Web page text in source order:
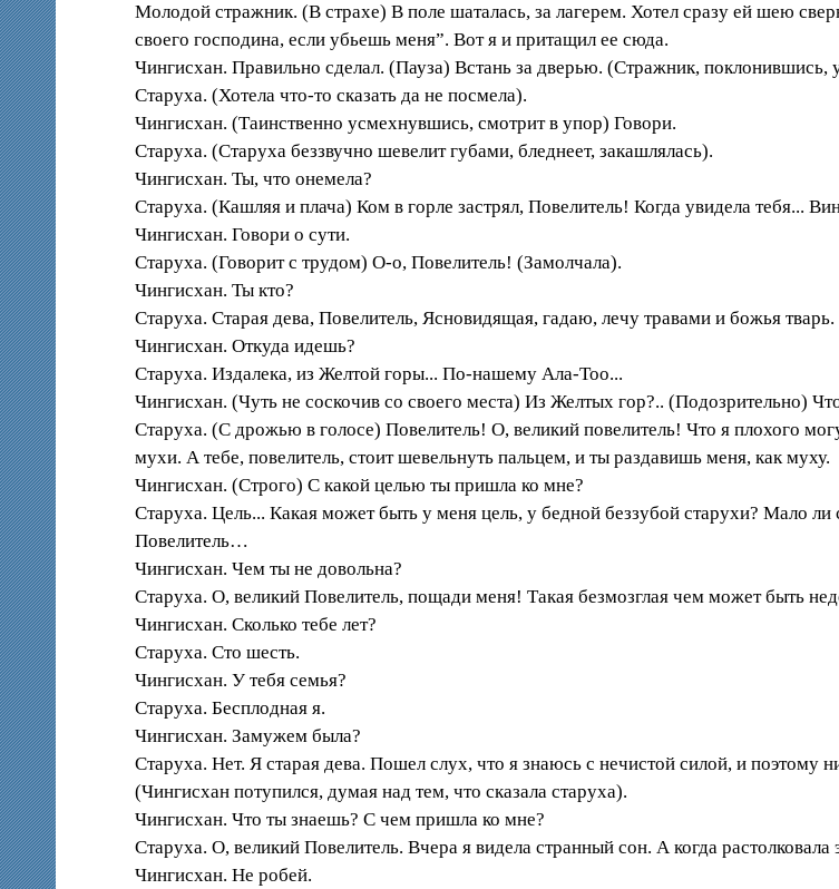
Молодой стражник. (В страхе) В поле шаталась, за лагерем. Хотел сразу ей шею
своего господина, если убьешь меня”. Вот я и притащил ее сюда.
Чингисхан. Правильно сделал. (Пауза) Встань за дверью. (Стражник, поклонившись,
Старуха. (Хотела что-то сказать да не посмела).
Чингисхан. (Таинственно усмехнувшись, смотрит в упор) Говори.
Старуха. (Старуха беззвучно шевелит губами, бледнеет, закашлялась).
Чингисхан. Ты, что онемела?
Старуха. (Кашляя и плача) Ком в горле застрял, Повелитель! Когда увидела тебя...
Чингисхан. Говори о сути.
Старуха. (Говорит с трудом) О-о, Повелитель! (Замолчала).
Чингисхан. Ты кто?
Старуха. Старая дева, Повелитель, Ясновидящая, гадаю, лечу травами и божья тварь.
Чингисхан. Откуда идешь?
Старуха. Издалека, из Желтой горы... По-нашему Ала-Тоо...
Чингисхан. (Чуть не соскочив со своего места) Из Желтых гор?.. (Подозрительно)
Старуха. (С дрожью в голосе) Повелитель! О, великий повелитель! Что я плохого
мухи. А тебе, повелитель, стоит шевельнуть пальцем, и ты раздавишь меня, как муху.
Чингисхан. (Строго) С какой целью ты пришла ко мне?
Старуха. Цель... Какая может быть у меня цель, у бедной беззубой старухи? Мало
Повелитель…
Чингисхан. Чем ты не довольна?
Старуха. О, великий Повелитель, пощади меня! Такая безмозглая чем может быть
Чингисхан. Сколько тебе лет?
Старуха. Сто шесть.
Чингисхан. У тебя семья?
Старуха. Бесплодная я.
Чингисхан. Замужем была?
Старуха. Нет. Я старая дева. Пошел слух, что я знаюсь с нечистой силой, и поэтому
(Чингисхан потупился, думая над тем, что сказала старуха).
Чингисхан. Что ты знаешь? С чем пришла ко мне?
Старуха. О, великий Повелитель. Вчера я видела странный сон. А когда растолковала
Чингисхан. Не робей.